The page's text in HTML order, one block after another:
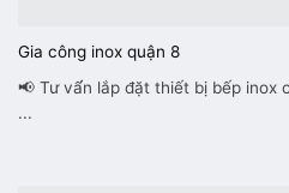
Gia công inox quận 8
📢 Tư vấ́n lắp đặt thiết bị bếp inox
...